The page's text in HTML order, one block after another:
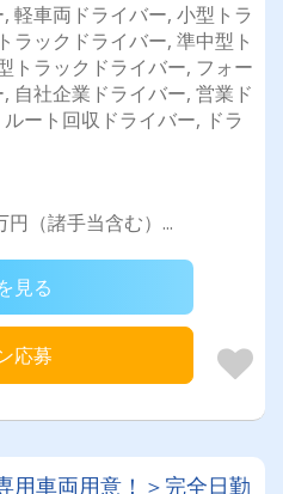
軽車両ドライバー, 小型トラ
ラックドライバー, 準中型ト
トラックドライバー, フォー
自社企業ドライバー, 営業ド
ート回収ドライバー, ドラ
（諸手当含む）...
見る
応募
用車両用意！＞完全日勤